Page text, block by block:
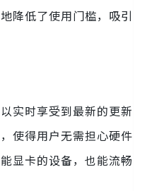
降低了使用门槛，吸引
实时享受到最新的更新
使得用户无需担心硬件
显卡的设备，也能流畅